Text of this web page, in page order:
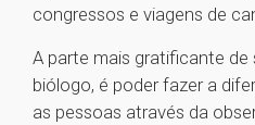
congressos e viagens de
A parte mais gratificante de
biólogo, é poder fazer a
as pessoas através da